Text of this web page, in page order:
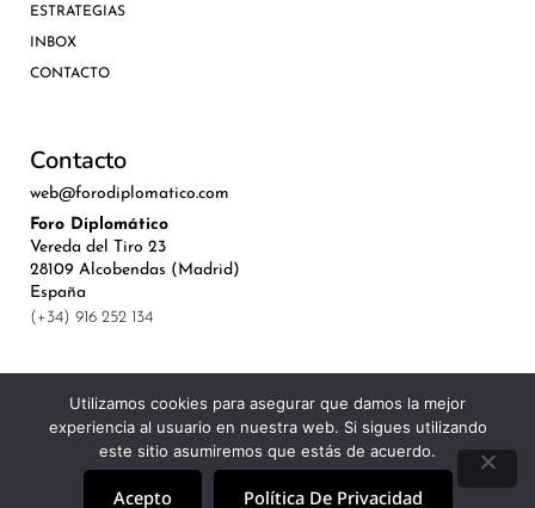
ESTRATEGIAS
INBOX
CONTACTO
Contacto
web@forodiplomatico.com
Foro Diplomático
Vereda del Tiro 23
28109 Alcobendas (Madrid)
España
(+34) 916 252 134
©Royal Lis Spain 2024
Utilizamos cookies para asegurar que damos la mejor
experiencia al usuario en nuestra web. Si sigues utilizando
este sitio asumiremos que estás de acuerdo.
Acepto Política De Privacidad